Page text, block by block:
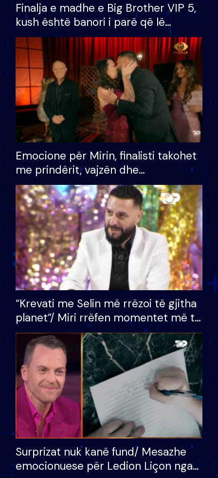
Finalja e madhe e Big Brother VIP 5,
kush është banori i parë që lë
shtëpinë dhe humb mundësinë për
të fituar çmimin e madh
Emocione për Mirin, finalisti takohet
me prindërit, vajzën dhe
bashkëshorten: S’kemi ndonjë letër
divorci apo jo?
“Krevati me Selin më rrëzoi të gjitha
planet”/ Miri rrëfen momentet më të
bukura në shtëpinë e BB VIP: Do më
mungojë zilja e mëngjesit kur…
Surprizat nuk kanë fund/ Mesazhe
emocionuese për Ledion Liçon nga